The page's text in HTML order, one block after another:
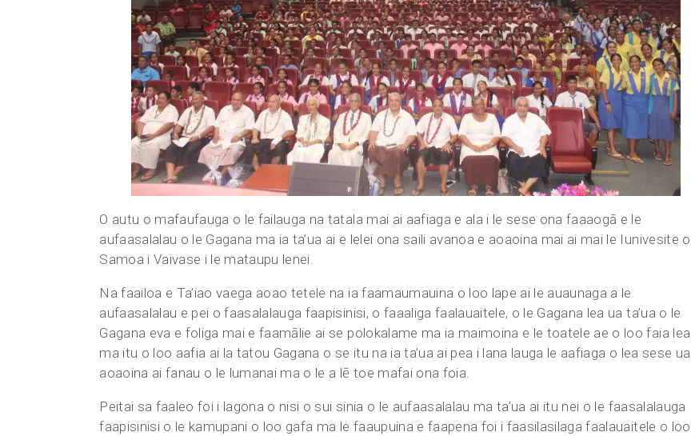
O autu o mafaufauga o le failauga na tatala mai ai aafiaga e ala i le sese ona faaaogā e le
aufaasalalau o le Gagana ma ia ta’ua ai e lelei ona saili avanoa e aoaoina mai ai mai le Iunivesite o
Samoa i Vaivase i le mataupu lenei.
Na faailoa e Ta’iao vaega aoao tetele na ia faamaumauina o loo lape ai le auaunaga a le
aufaasalalau e pei o faasalalauga faapisinisi, o faaaliga faalauaitele, o le Gagana lea ua ta’ua o le
Gagana eva e foliga mai e faamālie ai se polokalame ma ia maimoina e le toatele ae o loo faia lea
ma itu o loo aafia ai la tatou Gagana o se itu na ia ta’ua ai pea i lana lauga le aafiaga o lea sese ua
aoaoina ai fanau o le lumanai ma o le a lē toe mafai ona foia.
Peitai sa faaleo foi i lagona o nisi o sui sinia o le aufaasalalau ma ta’ua ai itu nei o le faasalalauga
faapisinisi o le kamupani o loo gafa ma le faaupuina e faapena foi i faasilasilaga faalauaitele o loo